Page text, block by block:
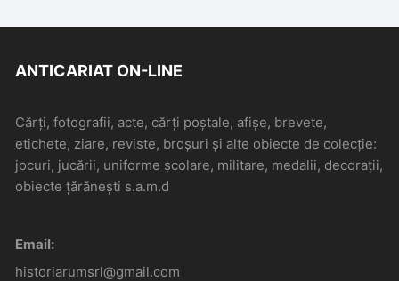
ANTICARIAT ON-LINE
Cărți, fotografii, acte, cărți poștale, afișe, brevete,
etichete, ziare, reviste, broșuri și alte obiecte de colecție:
jocuri, jucării, uniforme școlare, militare, medalii, decorații,
obiecte țărănești s.a.m.d
Email:
historiarumsrl@gmail.com